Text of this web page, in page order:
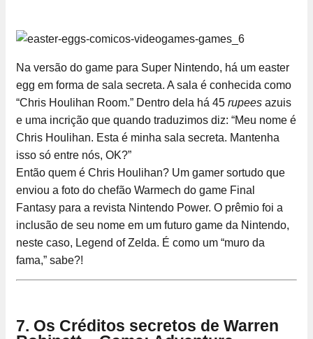
Na versão do game para Super Nintendo, há um easter
egg em forma de sala secreta. A sala é conhecida como
“Chris Houlihan Room.” Dentro dela há 45 rupees azuis
e uma incrição que quando traduzimos diz: “Meu nome é
Chris Houlihan. Esta é minha sala secreta. Mantenha
isso só entre nós, OK?”
Então quem é Chris Houlihan? Um gamer sortudo que
enviou a foto do chefão Warmech do game Final
Fantasy para a revista Nintendo Power. O prêmio foi a
inclusão de seu nome em um futuro game da Nintendo,
neste caso, Legend of Zelda. É como um “muro da
fama,” sabe?!
7. Os Créditos secretos de Warren